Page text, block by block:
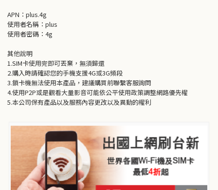
APN ： plus.4g
使用者名稱：plus
使用者密碼：4g
其他說明
1.SIM卡使用完即可丟棄，無須歸還
2.購入時請確認您的手機支援4G或3G頻段
3.鎖卡機無法使用本產品，建議購買前聯繫客服詢問
4.使用P2P或是觀看大量影音可能依公平使用政策調整網路優先權
5.本公司保有產品以及服務內容更改以及異動的權利